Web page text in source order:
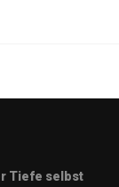
Tiefe selbst